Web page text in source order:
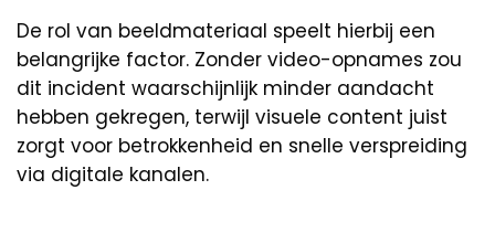
De rol van beeldmateriaal speelt hierbij een
belangrijke factor. Zonder video-opnames zou
dit incident waarschijnlijk minder aandacht
hebben gekregen, terwijl visuele content juist
zorgt voor betrokkenheid en snelle verspreiding
via digitale kanalen.